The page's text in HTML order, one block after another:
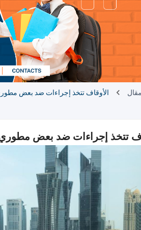
مقال الأوقاف تتخذ إجراءات ضد بعض مطوري
تتخذ إجراءات ضد بعض مطوري